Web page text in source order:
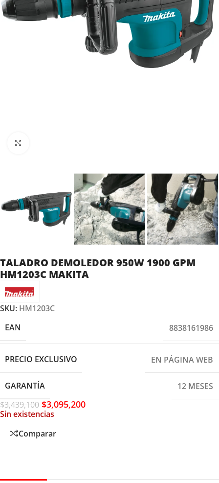
TALADRO DEMOLEDOR 950W 1900 GPM
HM1203C MAKITA
SKU: HM1203C
EAN
8838161986
PRECIO EXCLUSIVO EN PÁGINA WEB
GARANTÍA
12 MESES
$3,439,100 $3,095,200
Sin existencias
Comparar